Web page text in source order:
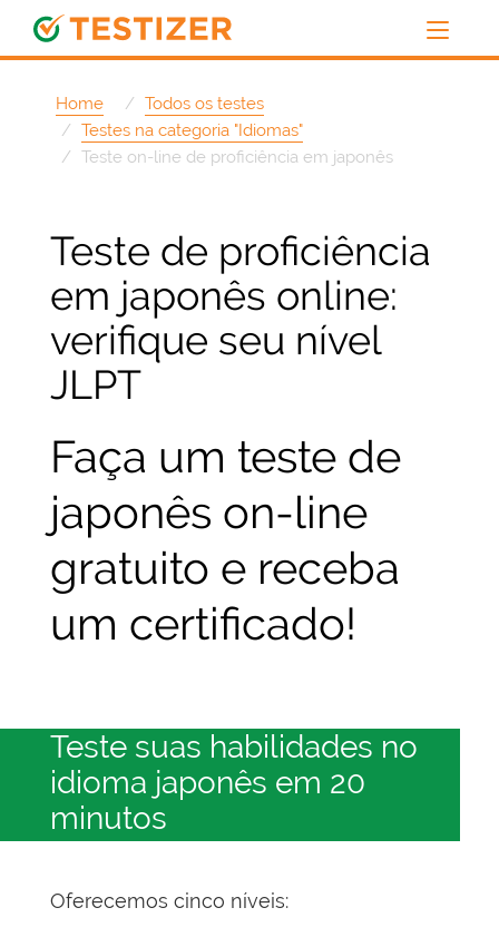
Home
Todos os testes
Testes na categoria "Idiomas"
Teste on-line de proficiência em japonês
Teste de proficiência
em japonês online:
verifique seu nível
JLPT
Faça um teste de
japonês on-line
gratuito e receba
um certificado!
Teste suas habilidades no
idioma japonês em 20
minutos
Oferecemos cinco níveis: